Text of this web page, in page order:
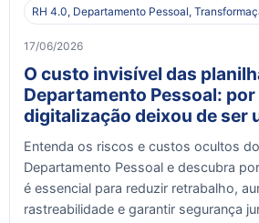
RH 4.0, Departamento Pessoal,
17/06/2026
O custo invisível das
Departamento Pessoal: por
digitalização deixou de ser
Entenda os riscos e custos ocultos
Departamento Pessoal e descubra
é essencial para reduzir retrabalho,
rastreabilidade e garantir segurança